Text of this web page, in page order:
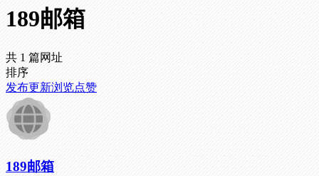
189邮箱
共 1 篇网址
排序
发布更新浏览点赞
189邮箱